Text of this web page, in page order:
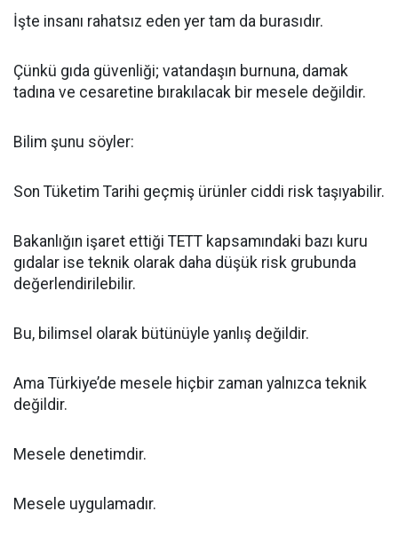
İşte insanı rahatsız eden yer tam da burasıdır.
Çünkü gıda güvenliği; vatandaşın burnuna, damak
tadına ve cesaretine bırakılacak bir mesele değildir.
Bilim şunu söyler:
Son Tüketim Tarihi geçmiş ürünler ciddi risk taşıyabilir.
Bakanlığın işaret ettiği TETT kapsamındaki bazı kuru
gıdalar ise teknik olarak daha düşük risk grubunda
değerlendirilebilir.
Bu, bilimsel olarak bütünüyle yanlış değildir.
Ama Türkiye’de mesele hiçbir zaman yalnızca teknik
değildir.
Mesele denetimdir.
Mesele uygulamadır.